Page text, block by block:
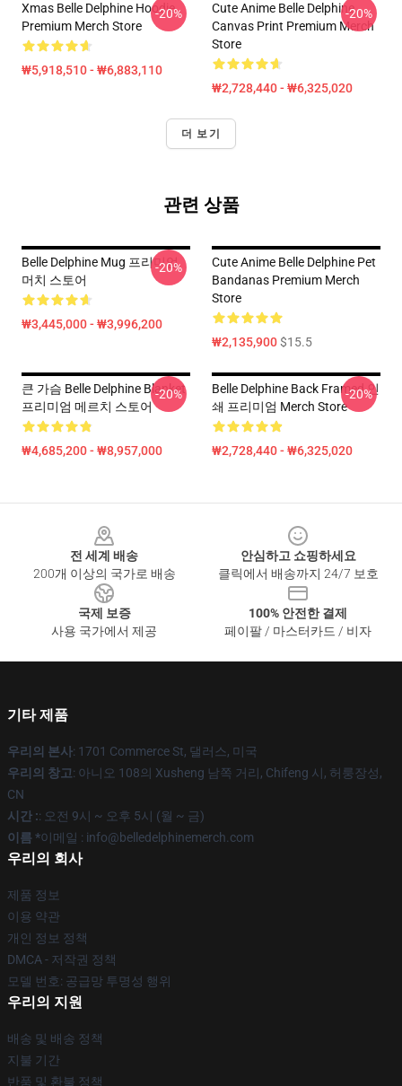
Xmas Belle Delphine Hoodie
Premium Merch Store
₩5,918,510 - ₩6,883,110
-20%
Cute Anime Belle Delphine
Canvas Print Premium Merch
Store
₩2,728,440 - ₩6,325,020
-20%
더 보기
관련 상품
Belle Delphine Mug 프리미엄
머치 스토어
₩3,445,000 - ₩3,996,200
-20%
Cute Anime Belle Delphine Pet
Bandanas Premium Merch
Store
₩2,135,900$15.5
큰 가슴 Belle Delphine Blanket
프리미엄 메르치 스토어
₩4,685,200 - ₩8,957,000
-20%
Belle Delphine Back Framed 인
쇄 프리미엄 Merch Store
₩2,728,440 - ₩6,325,020
-20%
전 세계 배송
200개 이상의 국가로 배송
안심하고 쇼핑하세요
클릭에서 배송까지 24/7 보호
국제 보증
사용 국가에서 제공
100% 안전한 결제
페이팔 / 마스터카드 / 비자
기타 제품
우리의 본사: 1701 Commerce St, 댈러스, 미국
우리의 창고: 아니오 108의 Xusheng 남쪽 거리, Chifeng 시, 허룽장성,
CN
시간 :: 오전 9시 ~ 오후 5시 (월 ~ 금)
이름 *이메일 : info@belledelphinemerch.com
우리의 회사
제품 정보
이용 약관
개인 정보 정책
DMCA - 저작권 정책
모델 번호: 공급망 투명성 행위
우리의 지원
배송 및 배송 정책
지불 기간
반품 및 환불 정책